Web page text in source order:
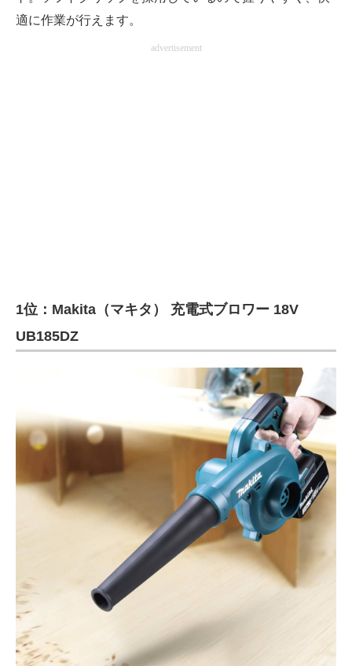
適に作業が行えます。
advertisement
1位：Makita（マキタ） 充電式ブロワー 18V
UB185DZ